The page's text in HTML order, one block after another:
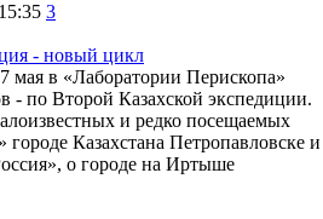
3
- новый цикл
в «Лаборатории Перископа»
- по Второй Казахской экспедиции.
и редко посещаемых
Казахстана Петропавловске и
о городе на Иртыше